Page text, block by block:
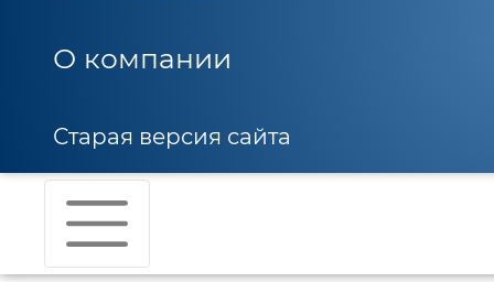
О компании
Старая версия сайта